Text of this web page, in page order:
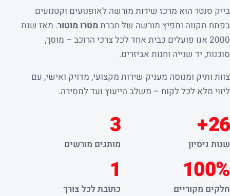
בייק סנטר הוא מרכז שירות מורשה לאופנועים וקטנועים
בפתח תקווה ומפיץ מורשה של חברת מטרו מוטור. מאז שנת
2000 אנו פועלים כבית אחד לכל צרכי הרוכב – מוסך,
סוכנות, יד שנייה וחנות אביזרים.
צוות ותיק ומנוסה מעניק שירות מקצועי, מדויק ואישי, עם
ליווי מלא לכל לקוח – משלב הייעוץ ועד למסירה.
26+
שנות ניסיון
3
מותגים מורשים
100%
חלקים מקוריים
1
כתובת לכל צורך